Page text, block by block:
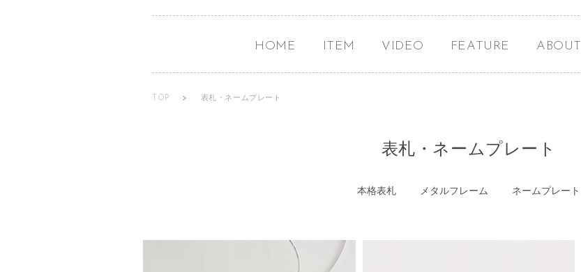
HOME ITEM VIDEO FEATURE ABOUT
TOP > 表札・ネームプレート
表札・ネームプレート
本格表札 メタルフレーム ネームプレート